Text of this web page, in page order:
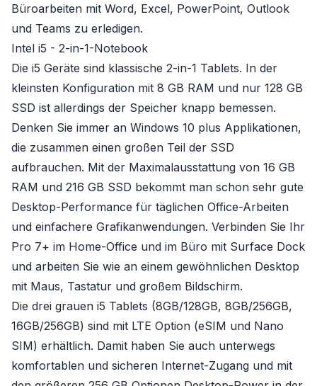
Büroarbeiten mit Word, Excel, PowerPoint, Outlook
und Teams zu erledigen.
Intel i5 - 2-in-1-Notebook
Die i5 Geräte sind klassische 2-in-1 Tablets. In der
kleinsten Konfiguration mit 8 GB RAM und nur 128 GB
SSD ist allerdings der Speicher knapp bemessen.
Denken Sie immer an Windows 10 plus Applikationen,
die zusammen einen großen Teil der SSD
aufbrauchen. Mit der Maximalausstattung von 16 GB
RAM und 216 GB SSD bekommt man schon sehr gute
Desktop-Performance für täglichen Office-Arbeiten
und einfachere Grafikanwendungen. Verbinden Sie Ihr
Pro 7+ im Home-Office und im Büro mit Surface Dock
und arbeiten Sie wie an einem gewöhnlichen Desktop
mit Maus, Tastatur und großem Bildschirm.
Die drei grauen i5 Tablets (8GB/128GB, 8GB/256GB,
16GB/256GB) sind mit LTE Option (eSIM und Nano
SIM) erhältlich. Damit haben Sie auch unterwegs
komfortablen und sicheren Internet-Zugang und mit